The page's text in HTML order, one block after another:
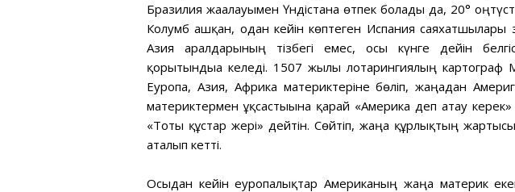
Бразилия жағалауымен Үндістанға өтпек болады да, 20°
Колумб ашқан, одан кейін көптеген Испания саяхатшылары
Азия аралдарының тізбегі емес, осы күнге дейін
қорытындыға келеді. 1507 жылы лотарингиялың
Еуропа, Азия, Африка материктеріне бөліп, жаңадан
материктермен ұқсастығына қарай «Америка деп атау
«Тоты құстар жері» дейтін. Сөйтіп, жаңа құрлықтың
аталып кетті.
Осыдан кейін еуропалықтар Американың жаңа материк